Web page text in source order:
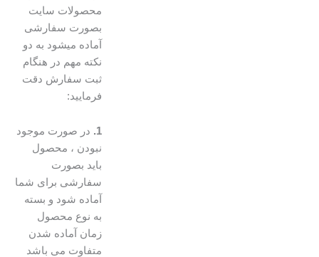
محصولات سایت
بصورت سفارشی
آماده میشود به دو
نکته مهم در هنگام
ثبت سفارش دقت
فرمایید:
در صورت موجود
نبودن ، محصول
باید بصورت
سفارشی برای شما
آماده شود و بسته
به نوع محصول
زمان آماده شدن
متفاوت می باشد